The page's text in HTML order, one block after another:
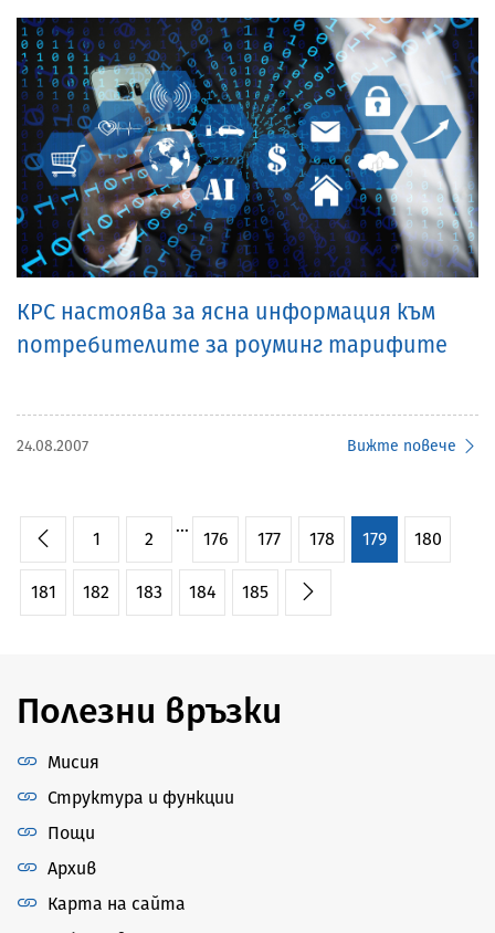
КРС настоява за ясна информация към
потребителите за роуминг тарифите
24.08.2007 Вижте повече
1 2
...
176 177 178 179 180
181 182 183 184 185
Полезни връзки
Мисия
Структура и функции
Пощи
Архив
Карта на сайта